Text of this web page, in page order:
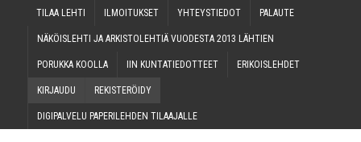
TILAA LEH­TI ILMOI­TUK­SET YHTEYS­TIE­DOT PALAU­TE
NÄKÖIS­LEH­TI JA ARKIS­TO­LEH­TIÄ VUO­DES­TA 2013 LÄHTIEN
PORUK­KA KOOLLA IIN KUN­TA­TIE­DOT­TEET ERI­KOIS­LEH­DET
KIR­JAU­DU REKIS­TE­RÖI­DY
DIGI­PAL­VE­LU PAPE­RI­LEH­DEN TILAAJALLE